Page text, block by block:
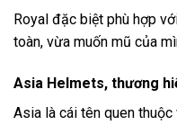
Royal đặc biệt phù hợp
toàn, vừa muốn mũ của
Asia Helmets, thương
Asia là cái tên quen